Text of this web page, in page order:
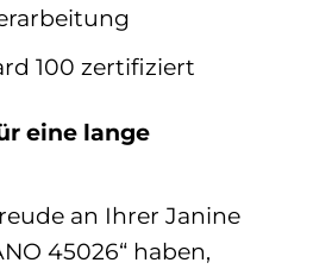
100 zertifiziert
eine lange
an Ihrer Janine
45026“ haben,